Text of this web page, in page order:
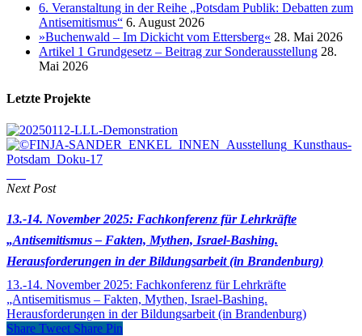
6. Veranstaltung in der Reihe „Potsdam Publik: Debatten zum
Antisemitismus“ 6. August 2026
»Buchenwald – Im Dickicht vom Ettersberg« 28. Mai 2026
Artikel 1 Grundgesetz – Beitrag zur Sonderausstellung 28.
Mai 2026
Letzte Projekte
Next Post
13.-14. November 2025: Fachkonferenz für Lehrkräfte
„Antisemitismus – Fakten, Mythen, Israel-Bashing.
Herausforderungen in der Bildungsarbeit (in Brandenburg)
13.-14. November 2025: Fachkonferenz für Lehrkräfte
„Antisemitismus – Fakten, Mythen, Israel-Bashing.
Herausforderungen in der Bildungsarbeit (in Brandenburg)
Share Tweet Share Pin